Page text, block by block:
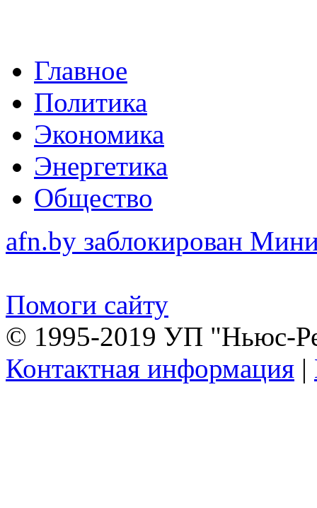
Главное
Политика
Экономика
Энергетика
Общество
afn.by заблокирован
Помоги сайту
© 1995-2019 УП "Ньюс-
Контактная информация |